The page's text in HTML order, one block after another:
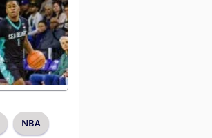
NBA